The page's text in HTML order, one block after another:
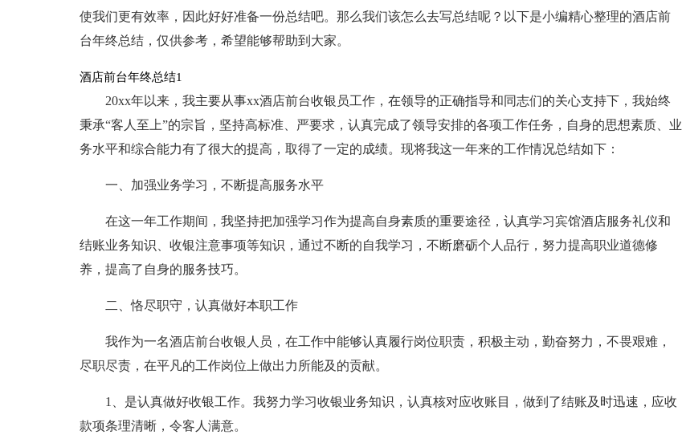
使我们更有效率，因此好好准备一份总结吧。那么我们该怎么去写总结呢？以下是小编精心整理的酒店前
台年终总结，仅供参考，希望能够帮助到大家。
酒店前台年终总结1
20xx年以来，我主要从事xx酒店前台收银员工作，在领导的正确指导和同志们的关心支持下，我始终
秉承“客人至上”的宗旨，坚持高标准、严要求，认真完成了领导安排的各项工作任务，自身的思想素质、业
务水平和综合能力有了很大的提高，取得了一定的成绩。现将我这一年来的工作情况总结如下：
一、加强业务学习，不断提高服务水平
在这一年工作期间，我坚持把加强学习作为提高自身素质的重要途径，认真学习宾馆酒店服务礼仪和
结账业务知识、收银注意事项等知识，通过不断的自我学习，不断磨砺个人品行，努力提高职业道德修
养，提高了自身的服务技巧。
二、恪尽职守，认真做好本职工作
我作为一名酒店前台收银人员，在工作中能够认真履行岗位职责，积极主动，勤奋努力，不畏艰难，
尽职尽责，在平凡的工作岗位上做出力所能及的贡献。
1、是认真做好收银工作。我努力学习收银业务知识，认真核对应收账目，做到了结账及时迅速，应收
款项条理清晰，令客人满意。